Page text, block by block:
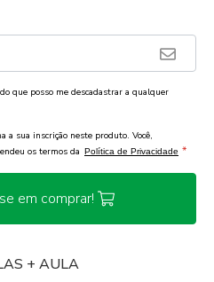
que posso me descadastrar a qualquer
a sua inscrição neste produto. Você,
os termos da Política de Privacidade *
em comprar!
+ AULA